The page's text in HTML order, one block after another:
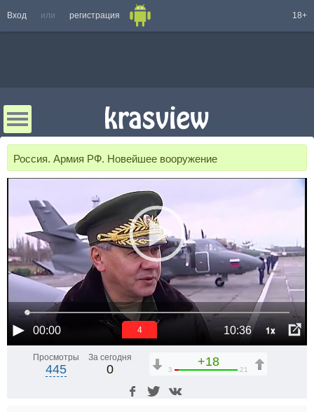
Вход или регистрация 18+
Россия. Армия РФ. Новейшее вооружение
00:00 10:36 1x
4
Просмотры
445
За сегодня
0
+18
3 21